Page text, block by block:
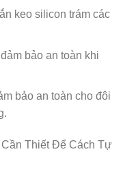
keo silicon trám các
bảo an toàn khi
bảo an toàn cho đôi